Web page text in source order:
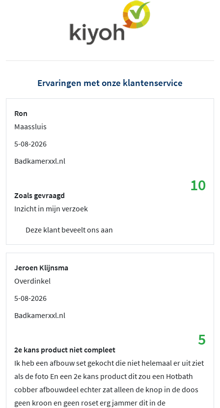
Ervaringen met onze klantenservice
Ron
Maassluis
5-08-2026
Badkamerxxl.nl
10
Zoals gevraagd
Inzicht in mijn verzoek
Deze klant beveelt ons aan
Jeroen Klijnsma
Overdinkel
5-08-2026
Badkamerxxl.nl
5
2e kans product niet compleet
Ik heb een afbouw set gekocht die niet helemaal er uit ziet
als de foto En een 2e kans product dit zou een Hotbath
cobber afbouwdeel echter zat alleen de knop in de doos
geen kroon en geen roset erg jammer dit in de